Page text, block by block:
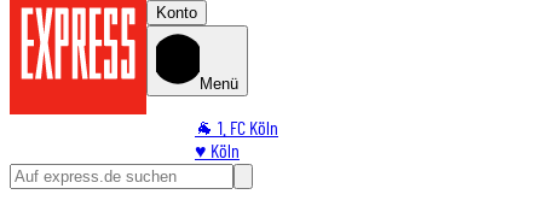
Konto
Menü
🐐 1. FC Köln
♥️ Köln
⭐ Promi